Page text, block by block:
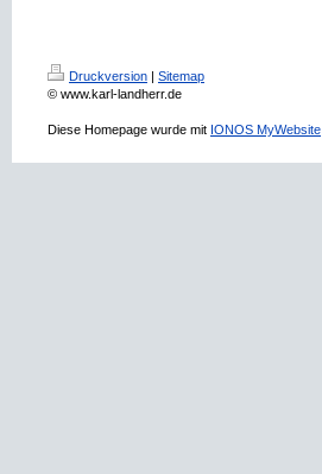
Druckversion | Sitemap
© www.karl-landherr.de
Diese Homepage wurde mit IONOS MyWebsite